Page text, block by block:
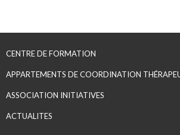
CENTRE DE FORMATION
APPARTEMENTS DE COORDINATION
ASSOCIATION INITIATIVES
ACTUALITES